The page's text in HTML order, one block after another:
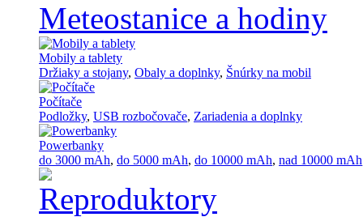
Meteostanice a hodiny
Mobily a tablety
Držiaky a stojany, Obaly a doplnky, Šnúrky na mobil
Počítače
Podložky, USB rozbočovače, Zariadenia a doplnky
Powerbanky
do 3000 mAh, do 5000 mAh, do 10000 mAh, nad 10000 mAh